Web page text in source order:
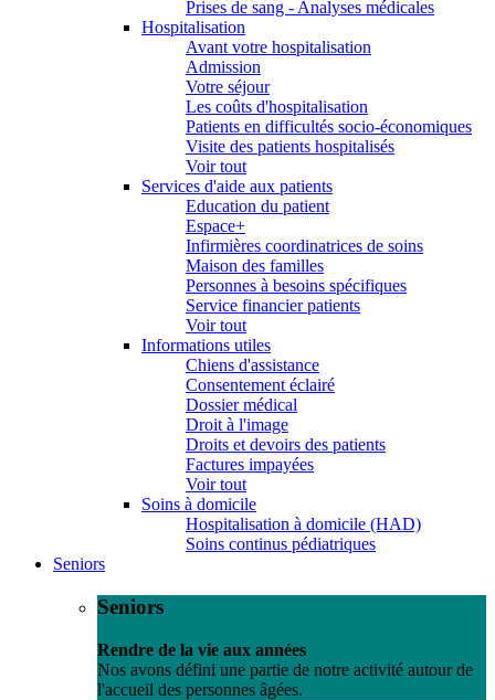
Prises de sang - Analyses médicales
Hospitalisation
Avant votre hospitalisation
Admission
Votre séjour
Les coûts d'hospitalisation
Patients en difficultés socio-économiques
Visite des patients hospitalisés
Voir tout
Services d'aide aux patients
Education du patient
Espace+
Infirmières coordinatrices de soins
Maison des familles
Personnes à besoins spécifiques
Service financier patients
Voir tout
Informations utiles
Chiens d'assistance
Consentement éclairé
Dossier médical
Droit à l'image
Droits et devoirs des patients
Factures impayées
Voir tout
Soins à domicile
Hospitalisation à domicile (HAD)
Soins continus pédiatriques
Seniors
Seniors
Rendre de la vie aux années
Nos avons défini une partie de notre activité autour de
l'accueil des personnes âgées.